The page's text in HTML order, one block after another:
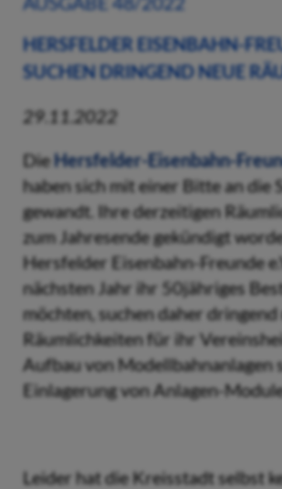
HERSFELDER EISENBAHN-
SUCHEN DRINGEND NEUE
29.11.2022
DieHersfelder-Eisenbahn-
haben sich mit einer Bitte an die
gewandt. Ihre derzeitigen
zum Jahresende gekündigt
Hersfelder Eisenbahn-Freunde
nächsten Jahr ihr 50jähriges
möchten, suchen daher dringend
Räumlichkeiten für ihr
Aufbau von Modellbahnanlagen
Einlagerung von Anlagen-
Leider hat die Kreisstadt selbst